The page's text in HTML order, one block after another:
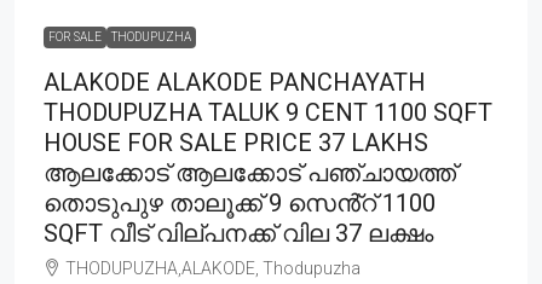
FOR SALE THODUPUZHA
ALAKODE ALAKODE PANCHAYATH
THODUPUZHA TALUK 9 CENT 1100 SQFT
HOUSE FOR SALE PRICE 37 LAKHS
ആലക്കോട് ആലക്കോട് പഞ്ചായത്ത്
തൊടുപുഴ താലൂക്ക് 9 സെൻ്റ് 1100
SQFT വീട് വില്പനക്ക് വില 37 ലക്ഷം
THODUPUZHA,ALAKODE, Thodupuzha